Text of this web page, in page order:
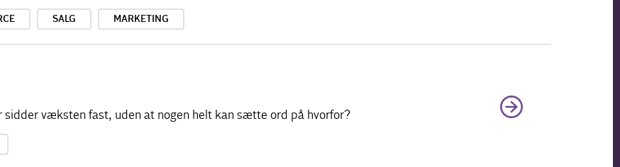
SALG MARKETING
sidder væksten fast, uden at nogen helt kan sætte ord på hvorfor?